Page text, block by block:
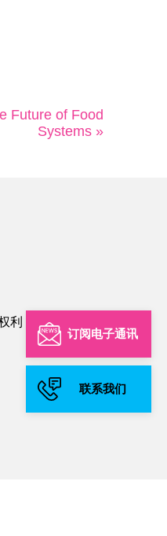
订阅电子通讯
联系我们
Future of Food
Systems »
利